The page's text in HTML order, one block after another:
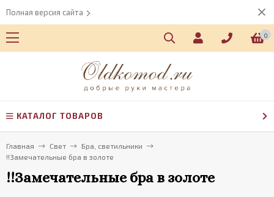
Полная версия сайта
0
КАТАЛОГ ТОВАРОВ
Главная Свет
Бра, светильники
!!Замечательные бра в золоте
!!Замечательные бра в золоте